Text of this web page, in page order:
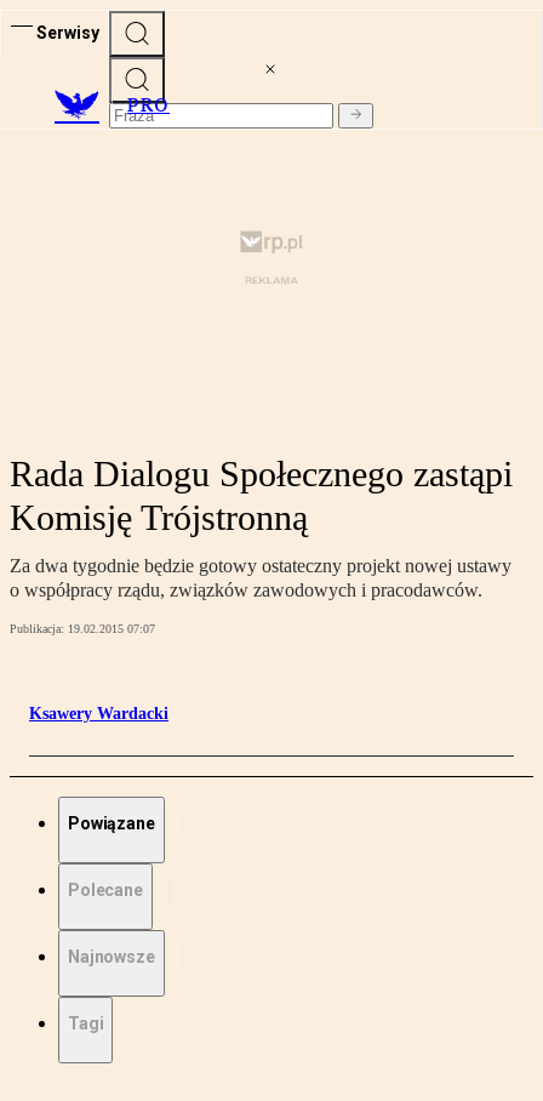
Serwisy
PRO
Rada Dialogu Społecznego zastąpi
Komisję Trójstronną
Za dwa tygodnie będzie gotowy ostateczny projekt nowej ustawy
o współpracy rządu, związków zawodowych i pracodawców.
Publikacja: 19.02.2015 07:07
Ksawery Wardacki
Powiązane
Polecane
Najnowsze
Tagi